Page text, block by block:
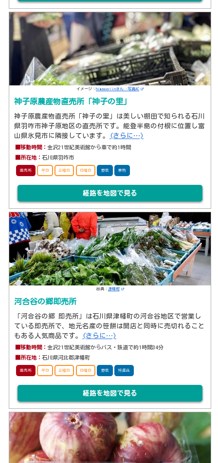
イメージ：himawariinさん -写真AC
神子原農産物直売所「神子の里」
神子原農産物直売所「神子の里」は美しい棚田で知られる石川
県羽咋市神子原地区の直売所です。能登半島の付根に位置し富
山県氷見市に隣接しています。
(さらに…)
■移動時間：金沢21世紀美術館から車で約1時間
■所在地：石川県羽咋市
直売所 平日 土曜日 日曜日 野菜 果物
経路を地図で見る
出典： 津幡町
河合谷の郷即売所
「河合谷の郷 即売所」は石川県津幡町の河合谷地区で営業し
ている即売所で、地元名産の笹餅は開店と同時に売切れること
もある人気商品です。
(さらに…)
■移動時間：金沢21世紀美術館からバス・鉄道で約1時間34分
■所在地：石川県河北郡津幡町
直売所 平日 土曜日 日曜日 野菜 特産品
経路を地図で見る